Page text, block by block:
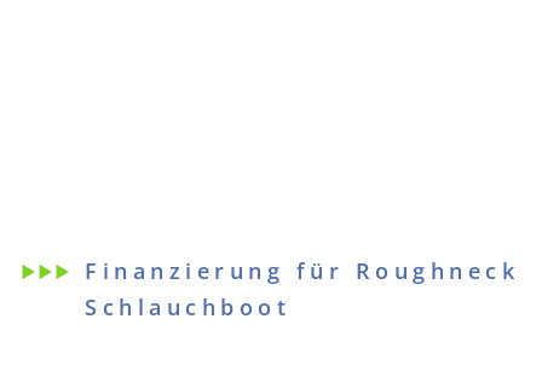
Finanzierung für Roughneck
Schlauchboot